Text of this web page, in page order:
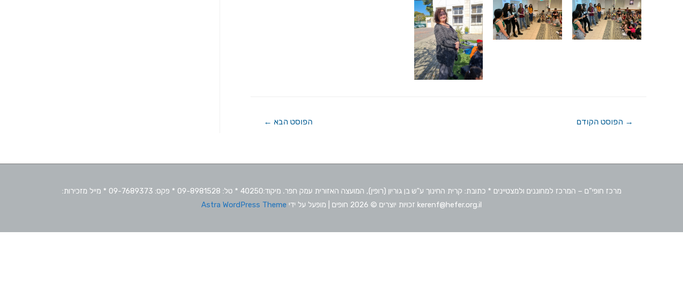
→ הפוסט הקודם הפוסט הבא ←
מרכז חופי"ם – המרכז למחוננים ולמצטיינים * כתובת: קרית החינוך ע"ש בן גוריון (רופין), המועצה האזורית עמק חפר. מיקוד:40250 * טל: 09-8981528 * פקס: 09-7689373 * מייל מזכירות:
kerenf@hefer.org.il זכויות יוצרים © 2026
חופים | מופעל על ידי Astra WordPress Theme